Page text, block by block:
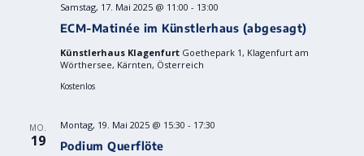
ECM-Matinée im Künstlerhaus (abgesagt)
Samstag, 17. Mai 2025 @ 11:00 - 13:00
Künstlerhaus Klagenfurt Goethepark 1, Klagenfurt am
Wörthersee, Kärnten, Österreich
Kostenlos
MO.
19 Podium Querflöte
Montag, 19. Mai 2025 @ 15:30 - 17:30